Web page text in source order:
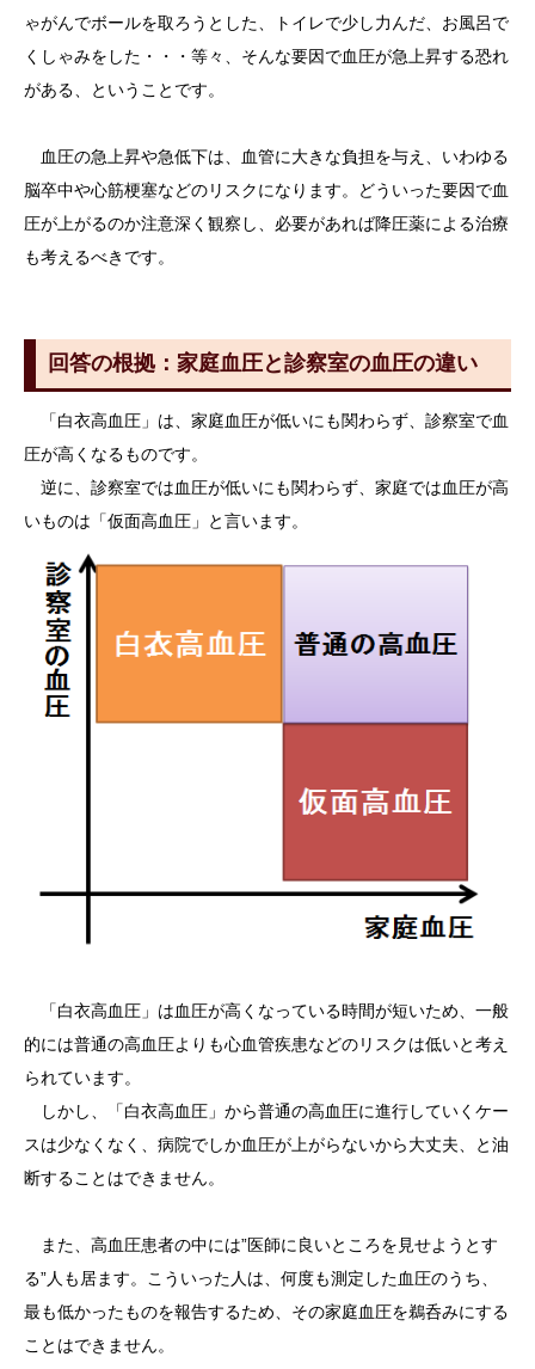
ゃがんでボールを取ろうとした、トイレで少し力んだ、お風呂で
くしゃみをした・・・等々、そんな要因で血圧が急上昇する恐れ
がある、ということです。
血圧の急上昇や急低下は、血管に大きな負担を与え、いわゆる
脳卒中や心筋梗塞などのリスクになります。どういった要因で血
圧が上がるのか注意深く観察し、必要があれば降圧薬による治療
も考えるべきです。
回答の根拠：家庭血圧と診察室の血圧の違い
「白衣高血圧」は、家庭血圧が低いにも関わらず、診察室で血
圧が高くなるものです。
逆に、診察室では血圧が低いにも関わらず、家庭では血圧が高
いものは「仮面高血圧」と言います。
「白衣高血圧」は血圧が高くなっている時間が短いため、一般
的には普通の高血圧よりも心血管疾患などのリスクは低いと考え
られています。
しかし、「白衣高血圧」から普通の高血圧に進行していくケー
スは少なくなく、病院でしか血圧が上がらないから大丈夫、と油
断することはできません。
また、高血圧患者の中には”医師に良いところを見せようとす
る”人も居ます。こういった人は、何度も測定した血圧のうち、
最も低かったものを報告するため、その家庭血圧を鵜呑みにする
ことはできません。